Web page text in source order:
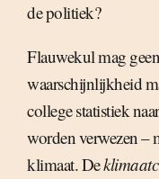
de politiek?
Flauwekul mag
waarschijnlijkheid
college statistiek
worden verwezen –
klimaat. De